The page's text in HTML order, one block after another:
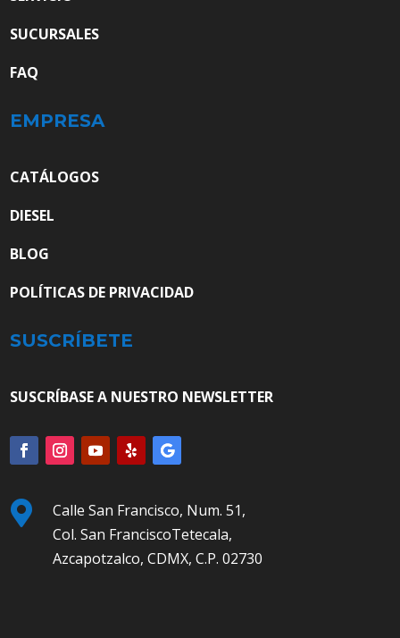
SUCURSALES
FAQ
EMPRESA
CATÁLOGOS
DIESEL
BLOG
POLÍTICAS DE PRIVACIDAD
SUSCRÍBETE
SUSCRÍBASE A NUESTRO NEWSLETTER

Calle San Francisco, Num. 51,
Col. San FranciscoTetecala,
Azcapotzalco, CDMX, C.P. 02730